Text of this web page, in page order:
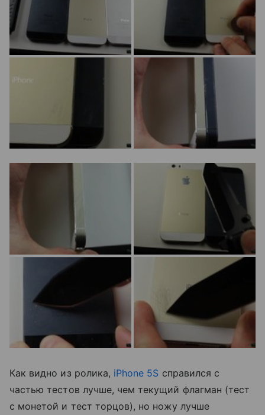
Как видно из ролика, iPhone 5S справился с
частью тестов лучше, чем текущий флагман (тест
с монетой и тест торцов), но ножу лучше